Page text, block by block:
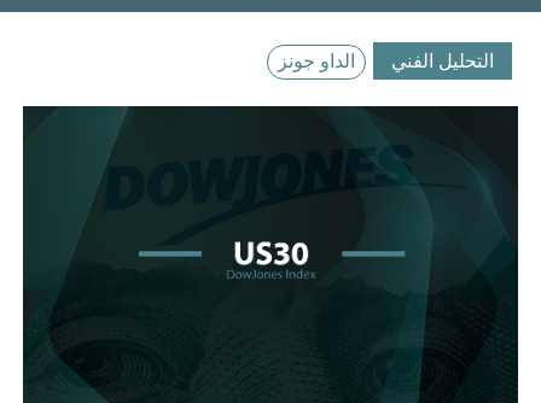
التحليل الفني الداو جونز